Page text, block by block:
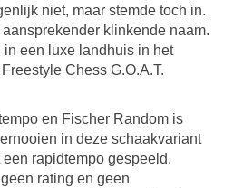
niet, maar stemde toch in.
klinkende naam.
in een luxe landhuis in het
Chess G.O.A.T.
en Fischer Random is
in deze schaakvariant
rapidtempo gespeeld.
rating en geen